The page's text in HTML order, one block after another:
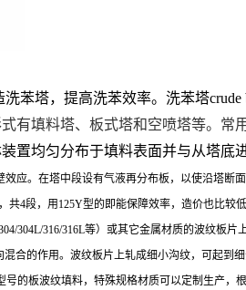
塔，提高洗苯效率。洗苯塔
有填料塔、板式塔和空喷塔等。常
置均匀分布于填料表面并与从塔
应。在塔中段设有气液再分布板，以使沿塔断面
段，用125Y型的即能保障效率，造价也比较
316/316L等）或其它金属材质的波纹板
合的作用。波纹板片上轧成细小沟纹，可起
的板波纹填料，特殊规格材质可以定制生产